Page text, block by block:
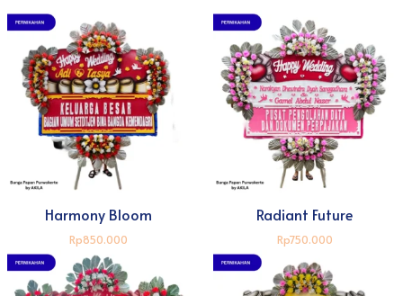
Harmony Bloom
Rp850.000
Radiant Future
Rp750.000